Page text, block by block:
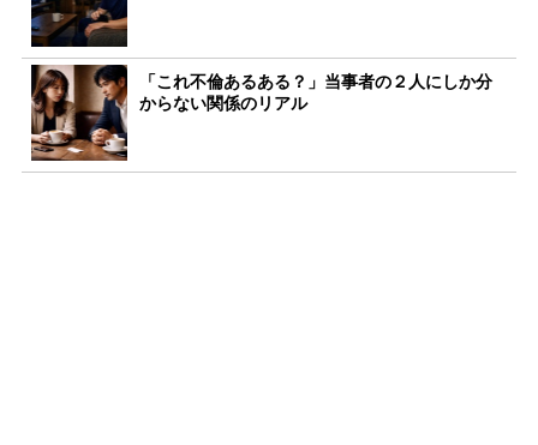
「これ不倫あるある？」当事者の２人にしか分
からない関係のリアル